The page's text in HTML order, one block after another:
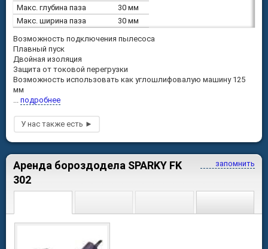
Макс. глубина паза
30 мм
Макс. ширина паза
30 мм
Возможность подключения пылесоса
Плавный пуск
Двойная изоляция
Защита от токовой перегрузки
Возможность использовать как углошлифовалую машину 125
мм
... подробнее
запомнить
Аренда бороздодела SPARKY FK
302